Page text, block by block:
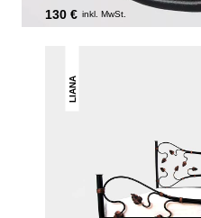
130 € inkl. MwSt.
LIANA